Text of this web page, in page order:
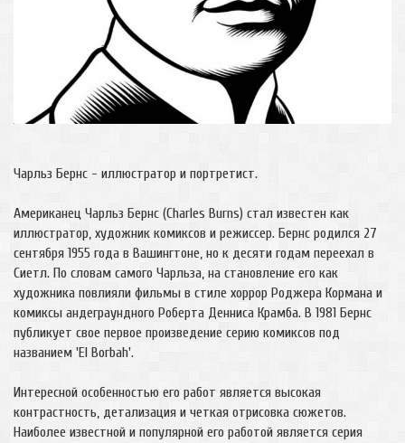
Чарльз Бернс - иллюстратор и портретист.
Американец Чарльз Бернс (Charles Burns) стал известен как
иллюстратор, художник комиксов и режиссер. Бернс родился 27
сентября 1955 года в Вашингтоне, но к десяти годам переехал в
Сиетл. По словам самого Чарльза, на становление его как
художника повлияли фильмы в стиле хоррор Роджера Кормана и
комиксы андеграундного Роберта Денниса Крамба. В 1981 Бернс
публикует свое первое произведение серию комиксов под
названием 'El Borbah'.
Интересной особенностью его работ является высокая
контрастность, детализация и четкая отрисовка сюжетов.
Наиболее известной и популярной его работой является серия